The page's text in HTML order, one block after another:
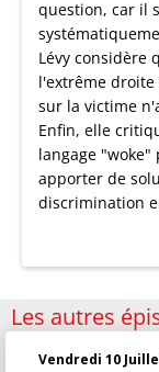
question, car il
Lévy considère
l'extrême
sur la victime
Enfin, elle
langage
apporter de
discrimination
Les autres
Vendredi 10